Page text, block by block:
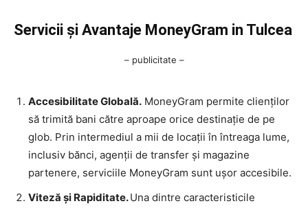
Servicii și Avantaje MoneyGram in Tulcea
– publicitate –
Accesibilitate Globală. MoneyGram permite clienților
să trimită bani către aproape orice destinație de pe
glob. Prin intermediul a mii de locații în întreaga lume,
inclusiv bănci, agenții de transfer și magazine
partenere, serviciile MoneyGram sunt ușor accesibile.
Viteză și Rapiditate.Una dintre caracteristicile